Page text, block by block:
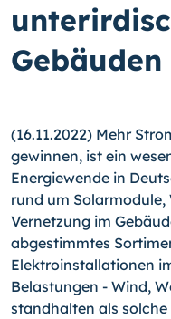
Gebäuden
(16.11.2022) Mehr
gewinnen, ist ein
Energiewende in
rund um
Vernetzung im
abgestimmtes
Elektroinstallationen
Belastungen - Wind,
standhalten als solche